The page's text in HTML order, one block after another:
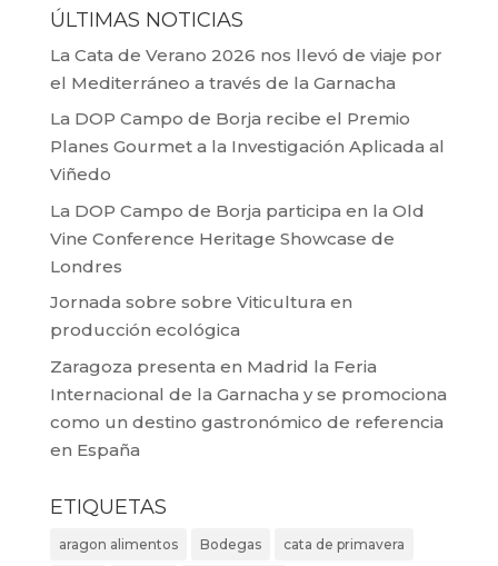
ÚLTIMAS NOTICIAS
La Cata de Verano 2026 nos llevó de viaje por
el Mediterráneo a través de la Garnacha
La DOP Campo de Borja recibe el Premio
Planes Gourmet a la Investigación Aplicada al
Viñedo
La DOP Campo de Borja participa en la Old
Vine Conference Heritage Showcase de
Londres
Jornada sobre sobre Viticultura en
producción ecológica
Zaragoza presenta en Madrid la Feria
Internacional de la Garnacha y se promociona
como un destino gastronómico de referencia
en España
ETIQUETAS
aragon alimentos Bodegas cata de primavera